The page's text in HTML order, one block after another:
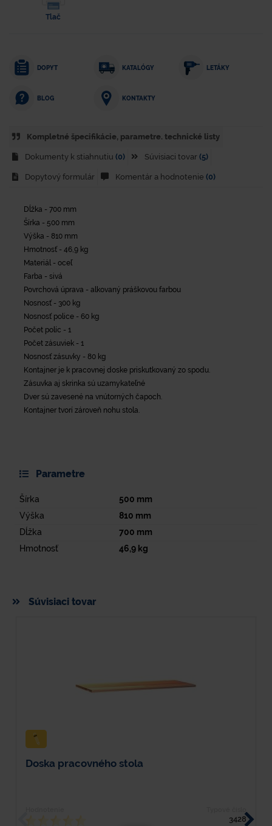
Tlač
DOPYT KATALÓGY LETÁKY
BLOG KONTAKTY
Kompletné špecifikácie, parametre. technické listy
Dokumenty k stiahnutiu (0) Súvisiaci tovar (5)
Dopytový formulár Komentár a hodnotenie (0)
Dĺžka - 700 mm
Šírka - 500 mm
Výška - 810 mm
Hmotnosť - 46,9 kg
Materiál - oceľ
Farba - sivá
Povrchová úprava - alkovaný práškovou farbou
Nosnosť - 300 kg
Nosnosť police - 60 kg
Počet políc - 1
Počet zásuviek - 1
Nosnosť zásuvky - 80 kg
Kontajner je k pracovnej doske priskutkovaný zo spodu.
Zásuvka aj skrinka sú uzamykateľné
Dver sú zavesené na vnútorných čapoch.
Kontajner tvorí zároveň nohu stola.
Parametre
Šírka 500 mm
Výška
810 mm
Dĺžka
700 mm
Hmotnosť
46,9kg
Súvisiaci tovar
Doska pracovného stola
3428